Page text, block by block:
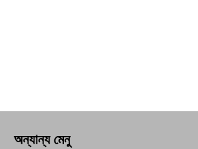
অন্যান্য মেনু